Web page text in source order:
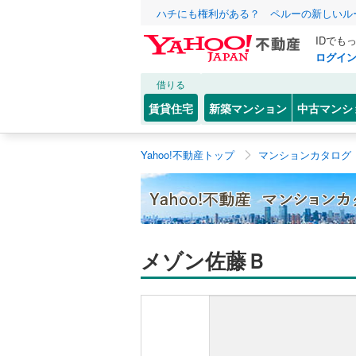
ハチにも権利がある？ ペルーの新しいル
IDでも
ログイン
借りる
賃貸住宅 新築マンション 中古マンシ
Yahoo!不動産トップ マンションカタログ
メゾン佐藤Ｂ